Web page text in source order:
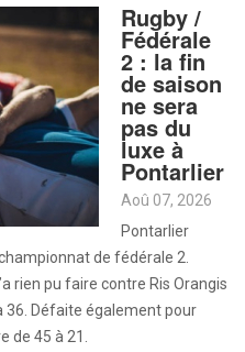
Rugby /
Fédérale
2 : la fin
de saison
ne sera
pas du
luxe à
Pontarlier
Aoû 07, 2026
Pontarlier
de fédérale 2.
rien pu faire contre Ris Orangis
36. Défaite également pour
de 45 à 21.